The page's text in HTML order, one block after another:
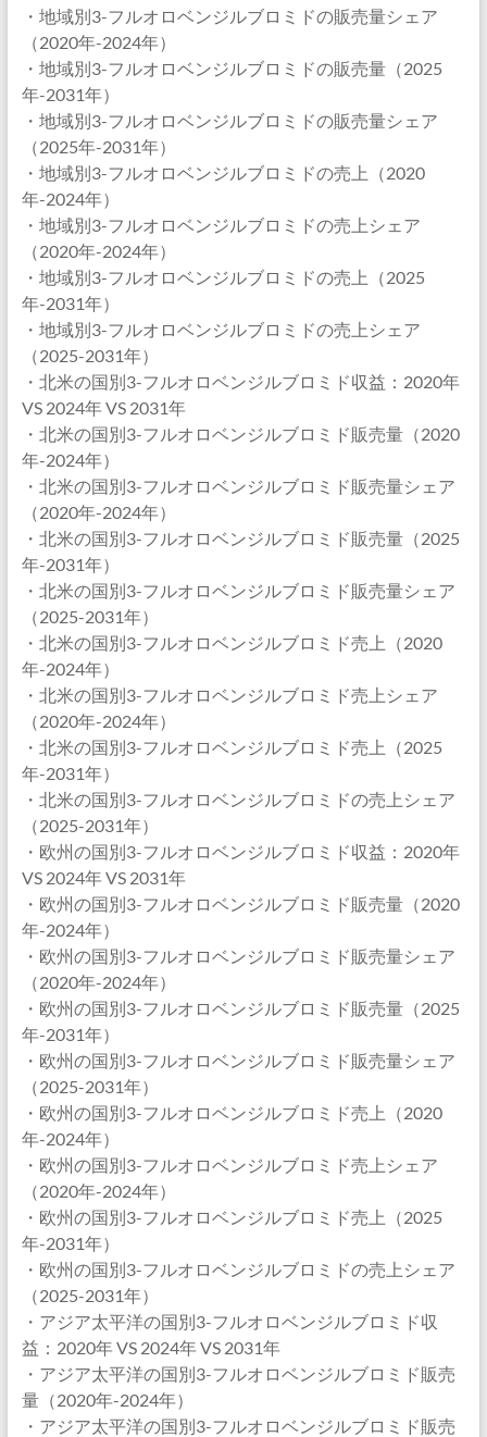
・地域別3-フルオロベンジルブロミドの販売量シェア
（2020年-2024年）
・地域別3-フルオロベンジルブロミドの販売量（2025
年-2031年）
・地域別3-フルオロベンジルブロミドの販売量シェア
（2025年-2031年）
・地域別3-フルオロベンジルブロミドの売上（2020
年-2024年）
・地域別3-フルオロベンジルブロミドの売上シェア
（2020年-2024年）
・地域別3-フルオロベンジルブロミドの売上（2025
年-2031年）
・地域別3-フルオロベンジルブロミドの売上シェア
（2025-2031年）
・北米の国別3-フルオロベンジルブロミド収益：2020年
VS 2024年 VS 2031年
・北米の国別3-フルオロベンジルブロミド販売量（2020
年-2024年）
・北米の国別3-フルオロベンジルブロミド販売量シェア
（2020年-2024年）
・北米の国別3-フルオロベンジルブロミド販売量（2025
年-2031年）
・北米の国別3-フルオロベンジルブロミド販売量シェア
（2025-2031年）
・北米の国別3-フルオロベンジルブロミド売上（2020
年-2024年）
・北米の国別3-フルオロベンジルブロミド売上シェア
（2020年-2024年）
・北米の国別3-フルオロベンジルブロミド売上（2025
年-2031年）
・北米の国別3-フルオロベンジルブロミドの売上シェア
（2025-2031年）
・欧州の国別3-フルオロベンジルブロミド収益：2020年
VS 2024年 VS 2031年
・欧州の国別3-フルオロベンジルブロミド販売量（2020
年-2024年）
・欧州の国別3-フルオロベンジルブロミド販売量シェア
（2020年-2024年）
・欧州の国別3-フルオロベンジルブロミド販売量（2025
年-2031年）
・欧州の国別3-フルオロベンジルブロミド販売量シェア
（2025-2031年）
・欧州の国別3-フルオロベンジルブロミド売上（2020
年-2024年）
・欧州の国別3-フルオロベンジルブロミド売上シェア
（2020年-2024年）
・欧州の国別3-フルオロベンジルブロミド売上（2025
年-2031年）
・欧州の国別3-フルオロベンジルブロミドの売上シェア
（2025-2031年）
・アジア太平洋の国別3-フルオロベンジルブロミド収
益：2020年 VS 2024年 VS 2031年
・アジア太平洋の国別3-フルオロベンジルブロミド販売
量（2020年-2024年）
・アジア太平洋の国別3-フルオロベンジルブロミド販売